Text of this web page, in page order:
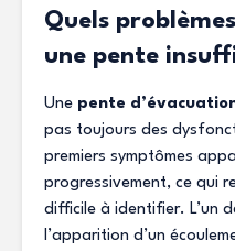
Quels
une pente
Une pente
pas toujours des
premiers symptômes
progressivement, ce qui
difficile à identifier. L’un
l’apparition d’un